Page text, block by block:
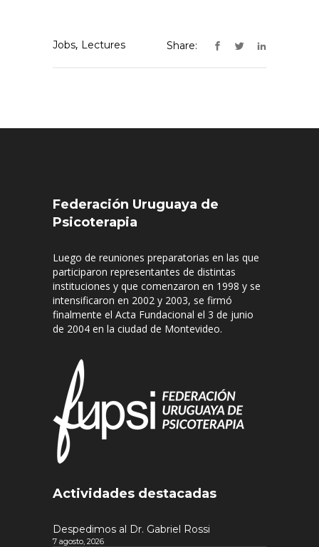
Jobs, Lectures Share:
Federación Uruguaya de
Psicoterapia
Luego de reuniones preparatorias en las que
participaron representantes de distintas
instituciones y que comenzaron en 1998 y se
intensificaron en 2002 y 2003, se firmó
finalmente el Acta Fundacional el 3 de junio
de 2004 en la ciudad de Montevideo.
Actividades destacadas
Despedimos al Dr. Gabriel Rossi
7 agosto, 2026